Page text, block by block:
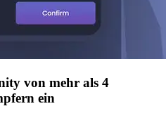
von mehr als 4
ein